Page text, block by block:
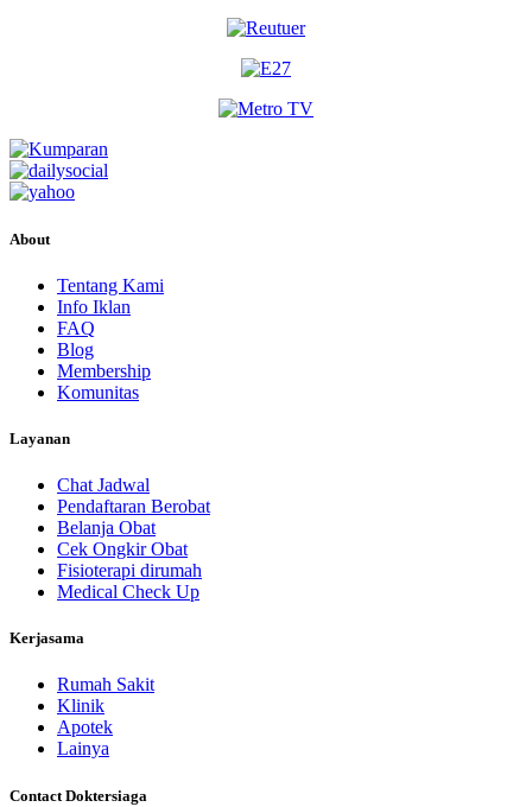
About
Tentang Kami
Info Iklan
FAQ
Blog
Membership
Komunitas
Layanan
Chat Jadwal
Pendaftaran Berobat
Belanja Obat
Cek Ongkir Obat
Fisioterapi dirumah
Medical Check Up
Kerjasama
Rumah Sakit
Klinik
Apotek
Lainya
Contact Doktersiaga